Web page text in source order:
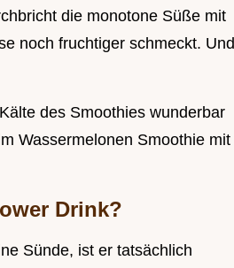
die monotone Süße mit
noch fruchtiger schmeckt. Und
des Smoothies wunderbar
Wassermelonen Smoothie mit
Drink?
Sünde, ist er tatsächlich